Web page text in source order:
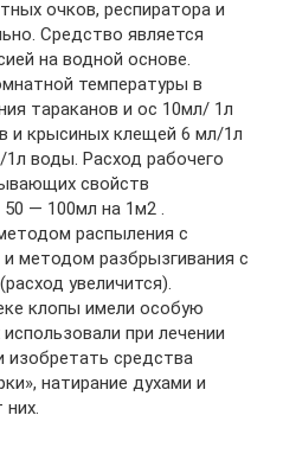
очков, респиратора и
Средство является
на водной основе.
температуры в
тараканов и ос 10мл/ 1л
и крысиных клещей 6 мл/1л
воды. Расход рабочего
свойств
— 100мл на 1м2 .
распыления с
методом разбрызгивания с
увеличится).
клопы имели особую
при лечении
изобретать средства
натирание духами и
них.